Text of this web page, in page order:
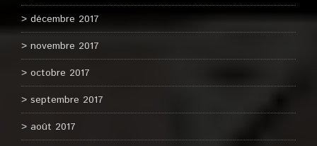
décembre 2017
novembre 2017
octobre 2017
septembre 2017
août 2017